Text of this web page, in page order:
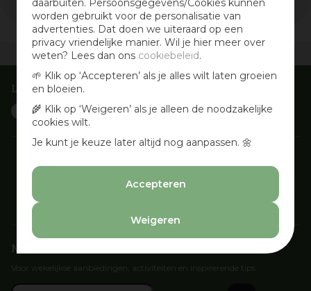
daarbuiten. Persoonsgegevens/Cookies kunnen
worden gebruikt voor de personalisatie van
advertenties. Dat doen we uiteraard op een
privacy vriendelijke manier. Wil je hier meer over
weten? Lees dan ons cookiebeleid.
🌱 Klik op ‘Accepteren’ als je alles wilt laten groeien
en bloeien.
🌾 Klik op ‘Weigeren’ als je alleen de noodzakelijke
cookies wilt.
Je kunt je keuze later altijd nog aanpassen. 🌼
Accepteren
Weigeren
Vandaag openvan10:00
Laat je inspireren
Nieuwsbrief aanmelden
Voor wekelijkse aanbiedingen, activiteiten en inspirerende tips